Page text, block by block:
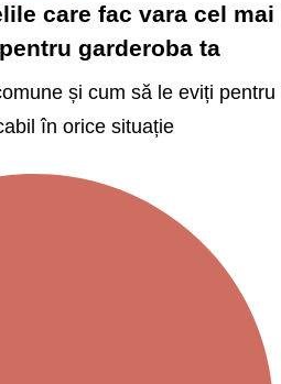
care fac vara cel mai
garderoba ta
și cum să le eviți pentru
în orice situație